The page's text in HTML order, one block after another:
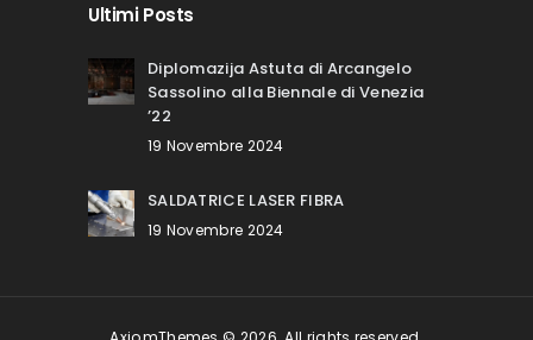
Ultimi Posts
Diplomazija Astuta di Arcangelo
Sassolino alla Biennale di Venezia
’22
19 Novembre 2024
SALDATRICE LASER FIBRA
19 Novembre 2024